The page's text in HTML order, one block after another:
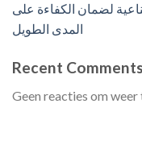
لضمان الكفاءة على
المدى الطويل
Recent Comments
Geen reacties om weer